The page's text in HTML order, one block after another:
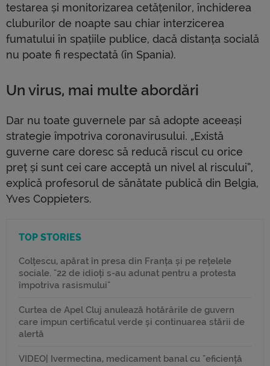
testarea și monitorizarea cetățenilor, închiderea
cluburilor de noapte sau chiar interzicerea
fumatului în spațiile publice, dacă distanța socială
nu poate fi respectată (în Spania).
Un virus, mai multe abordări
Dar nu toate guvernele par să adopte aceeași
strategie împotriva coronavirusului. „Există
guverne care doresc să reducă riscul cu orice
preț și sunt cei care acceptă un nivel al riscului”,
explică profesorul de sănătate publică din Belgia,
Yves Coppieters.
TOP STORIES
Colțescu, apărat în presa din Franța și pe rețelele
sociale. "22 de idioți s-au adunat pentru a protesta
împotriva rasismului"
Curtea de Apel Cluj anulează hotărârile de guvern
care impun certificatul verde și continuarea stării de
alertă
VIDEO| Ivermectina, medicament banal cu "eficiență